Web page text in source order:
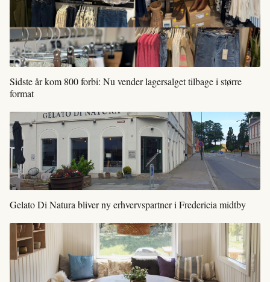
Sidste år kom 800 forbi: Nu vender lagersalget tilbage i større
format
Gelato Di Natura bliver ny erhvervspartner i Fredericia midtby